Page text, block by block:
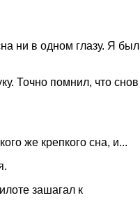
ни в одном глазу. Я был
Точно помнил, что снов
же крепкого сна, и...
зашагал к